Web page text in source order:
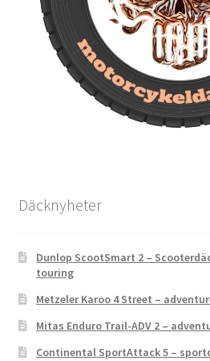
Däcknyheter
Dunlop ScootSmart 2 –
touring
Metzeler Karoo 4 Street –
Mitas Enduro Trail-ADV 2 –
Continental SportAttack 5 –